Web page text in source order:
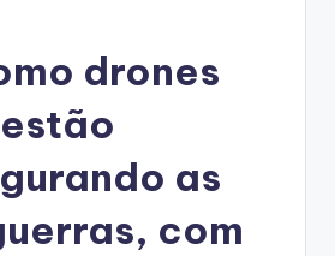
drones
as
com